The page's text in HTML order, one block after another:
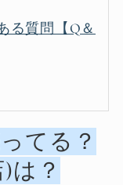
る質問【Q＆
てる？
は？